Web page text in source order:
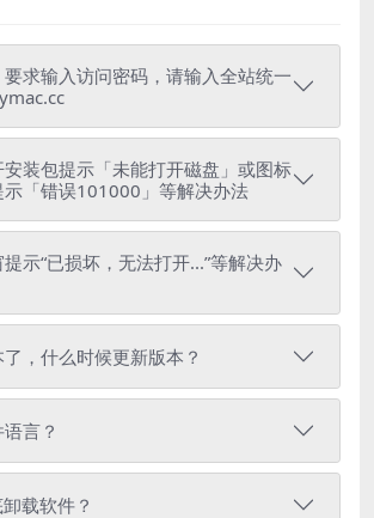
求输入访问密码，请输入全站统一
装包提示「未能打开磁盘」或图标
「错误101000」等解决办法
示“已损坏，无法打开...”等解决办
，什么时候更新版本？
言？
载软件？